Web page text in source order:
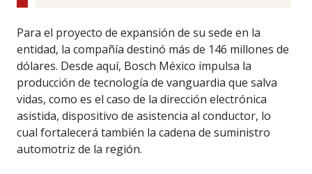
Para el proyecto de expansión de su sede en la
entidad, la compañía destinó más de 146 millones de
dólares. Desde aquí, Bosch México impulsa la
producción de tecnología de vanguardia que salva
vidas, como es el caso de la dirección electrónica
asistida, dispositivo de asistencia al conductor, lo
cual fortalecerá también la cadena de suministro
automotriz de la región.